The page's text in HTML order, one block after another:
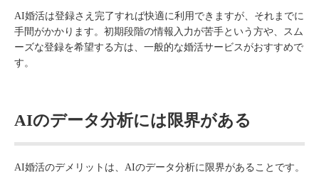
AI婚活は登録さえ完了すれば快適に利用できますが、それまでに
手間がかかります。初期段階の情報入力が苦手という方や、スム
ーズな登録を希望する方は、一般的な婚活サービスがおすすめで
す。
AIのデータ分析には限界がある
AI婚活のデメリットは、AIのデータ分析に限界があることです。